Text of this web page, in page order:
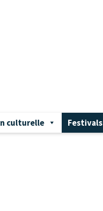
culturelle Festivals